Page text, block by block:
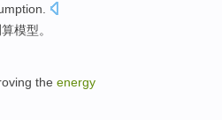
模型。
the energy